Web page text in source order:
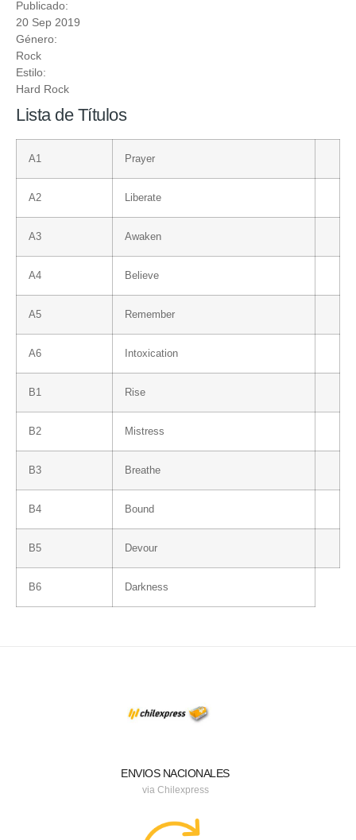
Publicado:
20 Sep 2019
Género:
Rock
Estilo:
Hard Rock
Lista de Títulos
A1 Prayer
A2 Liberate
A3 Awaken
A4 Believe
A5 Remember
A6 Intoxication
B1 Rise
B2 Mistress
B3 Breathe
B4 Bound
B5 Devour
B6 Darkness
ENVIOS NACIONALES
via Chilexpress